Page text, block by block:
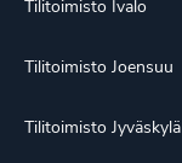
Tilitoimisto Ivalo
Tilitoimisto Joensuu
Tilitoimisto Jyväskylä